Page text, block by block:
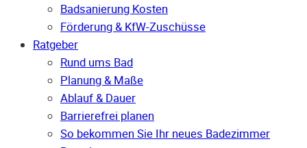
Badsanierung Kosten
Förderung & KfW-Zuschüsse
Ratgeber
Rund ums Bad
Planung & Maße
Ablauf & Dauer
Barrierefrei planen
So bekommen Sie Ihr neues Badezimmer